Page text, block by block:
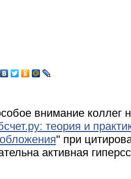
внимание коллег
теория и
" при
активная